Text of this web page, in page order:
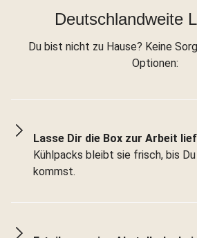
Deutschlandweite
Du bist nicht zu Hause? Keine
Optionen:
Lasse Dir die Box zur Arbeit
Kühlpacks bleibt sie frisch, bis Du
kommst.